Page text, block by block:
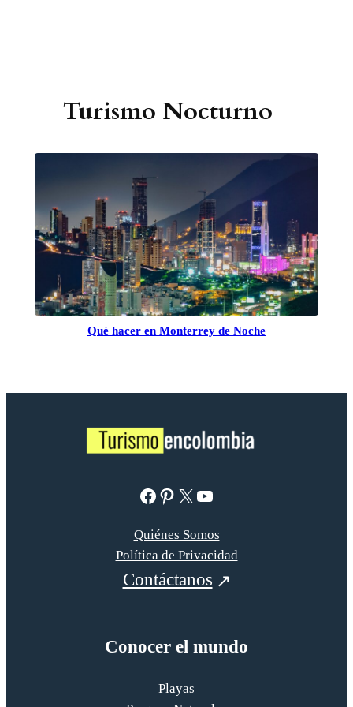
Turismo Nocturno
Qué hacer en Monterrey de Noche
Facebook Pinterest X YouTube
Quiénes Somos
Política de Privacidad
Contáctanos
Conocer el mundo
Playas